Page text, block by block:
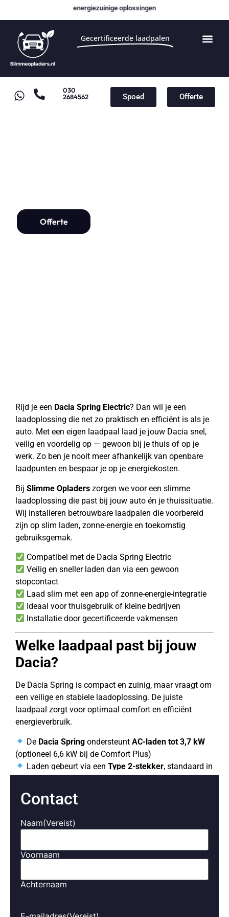
energiezuinige oplossingen
Gecertificeerde laadpalen
030
2684562
Spoed Offerte
Offerte
Rijd je een Dacia Spring Electric? Dan wil je een
laadoplossing die net zo praktisch en efficiënt is als je
auto. Met een eigen laadpaal laad je jouw Dacia snel,
veilig en voordelig op — gewoon bij je thuis of op je
werk. Zo ben je nooit meer afhankelijk van openbare
laadpunten en bespaar je op je energiekosten.
Bij Slimme Opladers zorgen we voor een slimme
laadoplossing die past bij jouw auto én je thuissituatie.
Wij installeren betrouwbare laadpalen die voorbereid
zijn op slim laden, zonne-energie en toekomstig
gebruiksgemak.
Compatibel met de Dacia Spring Electric
Veilig en sneller laden dan via een gewoon
stopcontact
Laad slim met een app of zonne-energie-integratie
Ideaal voor thuisgebruik of kleine bedrijven
Installatie door gecertificeerde vakmensen
Welke laadpaal past bij jouw
Dacia?
De Dacia Spring is compact en zuinig, maar vraagt om
een veilige en stabiele laadoplossing. De juiste
laadpaal zorgt voor optimaal comfort en efficiënt
energieverbruik.
De Dacia Spring ondersteuntAC-laden tot 3,7 kW
(optioneel 6,6 kW bij de Comfort Plus)
Laden gebeurt via eenType 2-stekker, standaard in
Slimme laadpalen kunnen automatisch laden
tijdens daltarieven of op zonne-energie
planning
meterkast
Aanbevolen laadpalen voor
Contact
Naam(Vereist)
Voornaam
Achternaam